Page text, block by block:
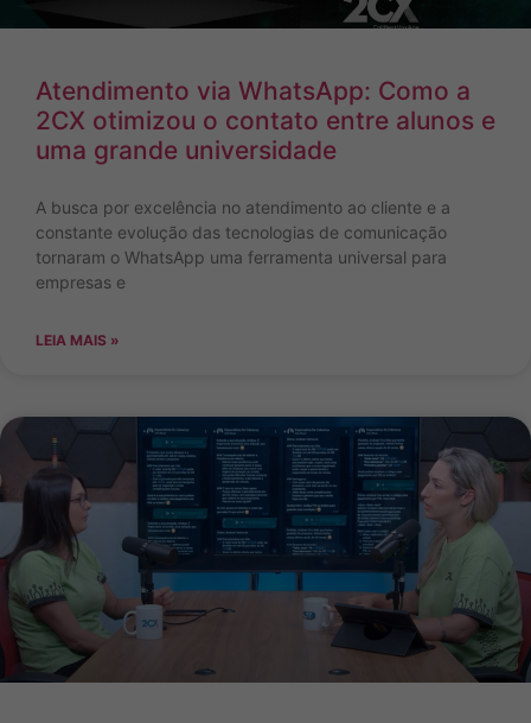
Atendimento via WhatsApp: Como a
2CX otimizou o contato entre alunos e
uma grande universidade
A busca por excelência no atendimento ao cliente e a
constante evolução das tecnologias de comunicação
tornaram o WhatsApp uma ferramenta universal para
empresas e
LEIA MAIS »